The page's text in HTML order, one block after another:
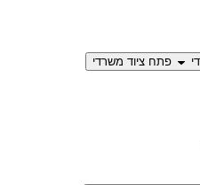
פתח ציוד משרדי